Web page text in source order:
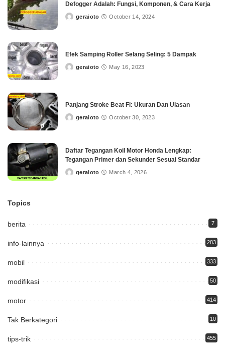
Defogger Adalah: Fungsi, Komponen, & Cara Kerja
Postedgeraioto October 14, 2024
Efek Samping Roller Selang Seling: 5 Dampak
Postedgeraioto May 16, 2023
Panjang Stroke Beat Fi: Ukuran Dan Ulasan
Postedgeraioto October 30, 2023
Daftar Tegangan Koil Motor Honda Lengkap:
Tegangan Primer dan Sekunder Sesuai Standar
Postedgeraioto March 4, 2026
Topics
berita 7
info-lainnya 283
mobil 333
modifikasi 50
motor 414
Tak Berkategori 10
tips-trik 455